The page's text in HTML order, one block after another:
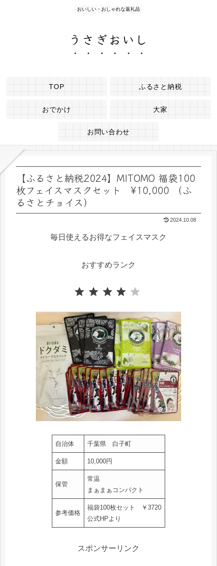
おいしい・おしゃれな返礼品
うさぎおいし
TOP ふるさと納税
おでかけ 大家
お問い合わせ
【ふるさと納税2024】MITOMO 福袋100
枚フェイスマスクセット ¥10,000 （ふ
るさとチョイス）
2024.10.08
毎日使えるお得なフェイスマスク
おすすめランク
自治体 千葉県 白子町
金額 10,000円
保管
常温
まぁまぁコンパクト
参考価格
福袋100枚セット ￥3720
公式HPより
スポンサーリンク